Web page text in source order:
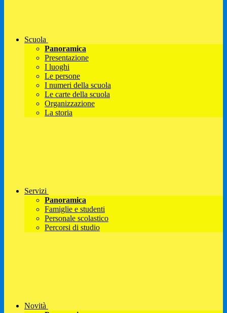
Scuola
Panoramica
Presentazione
I luoghi
Le persone
I numeri della scuola
Le carte della scuola
Organizzazione
La storia
Servizi
Panoramica
Famiglie e studenti
Personale scolastico
Percorsi di studio
Novità